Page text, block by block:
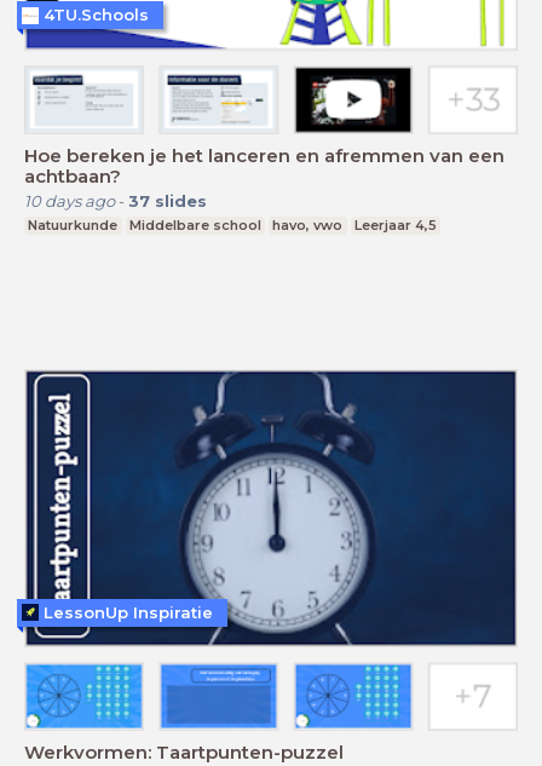
Hoe bereken je het lanceren en afremmen van een
achtbaan?
10 days ago- 37 slides
Natuurkunde Middelbare school havo, vwo Leerjaar 4,5
4TU.Schools
Werkvormen: Taartpunten-puzzel
LessonUp Inspiratie